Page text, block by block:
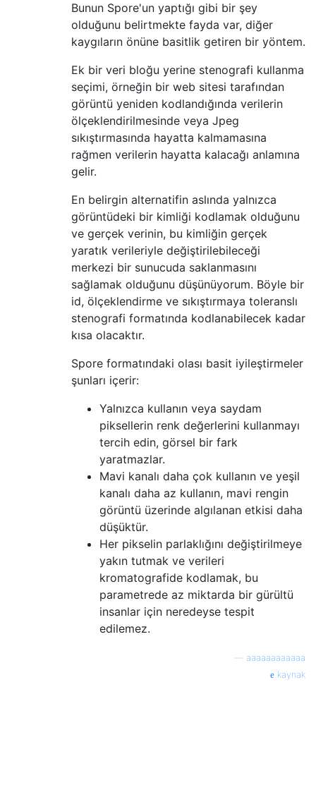
Bunun Spore'un yaptığı gibi bir şey
olduğunu belirtmekte fayda var, diğer
kaygıların önüne basitlik getiren bir yöntem.
Ek bir veri bloğu yerine stenografi kullanma
seçimi, örneğin bir web sitesi tarafından
görüntü yeniden kodlandığında verilerin
ölçeklendirilmesinde veya Jpeg
sıkıştırmasında hayatta kalmamasına
rağmen verilerin hayatta kalacağı anlamına
gelir.
En belirgin alternatifin aslında yalnızca
görüntüdeki bir kimliği kodlamak olduğunu
ve gerçek verinin, bu kimliğin gerçek
yaratık verileriyle değiştirilebileceği
merkezi bir sunucuda saklanmasını
sağlamak olduğunu düşünüyorum. Böyle bir
id, ölçeklendirme ve sıkıştırmaya toleranslı
stenografi formatında kodlanabilecek kadar
kısa olacaktır.
Spore formatındaki olası basit iyileştirmeler
şunları içerir:
Yalnızca kullanın veya saydam
piksellerin renk değerlerini kullanmayı
tercih edin, görsel bir fark
yaratmazlar.
Mavi kanalı daha çok kullanın ve yeşil
kanalı daha az kullanın, mavi rengin
görüntü üzerinde algılanan etkisi daha
düşüktür.
Her pikselin parlaklığını değiştirilmeye
yakın tutmak ve verileri
kromatografide kodlamak, bu
parametrede az miktarda bir gürültü
insanlar için neredeyse tespit
edilemez.
aaaaaaaaaaaa
kaynak